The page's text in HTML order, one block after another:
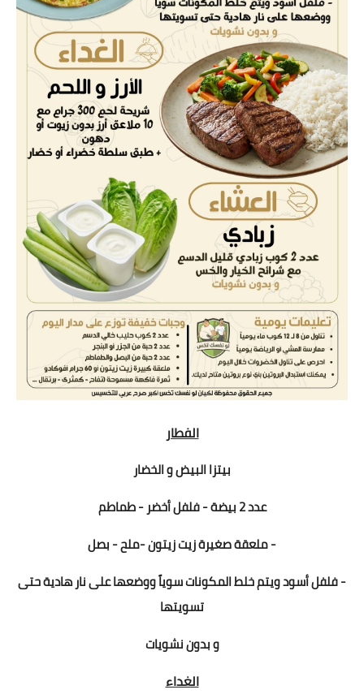
الفطار
بيتزا البيض و الخضار
عدد 2 بيضة - فلفل أخضر - طماطم
- ملعقة صغيرة زيت زيتون -ملح - بصل
- فلفل أسود ويتم خلط المكونات سوياً ووضعها على نار هادية حتى
تسويتها
و بدون نشويات
الغداء